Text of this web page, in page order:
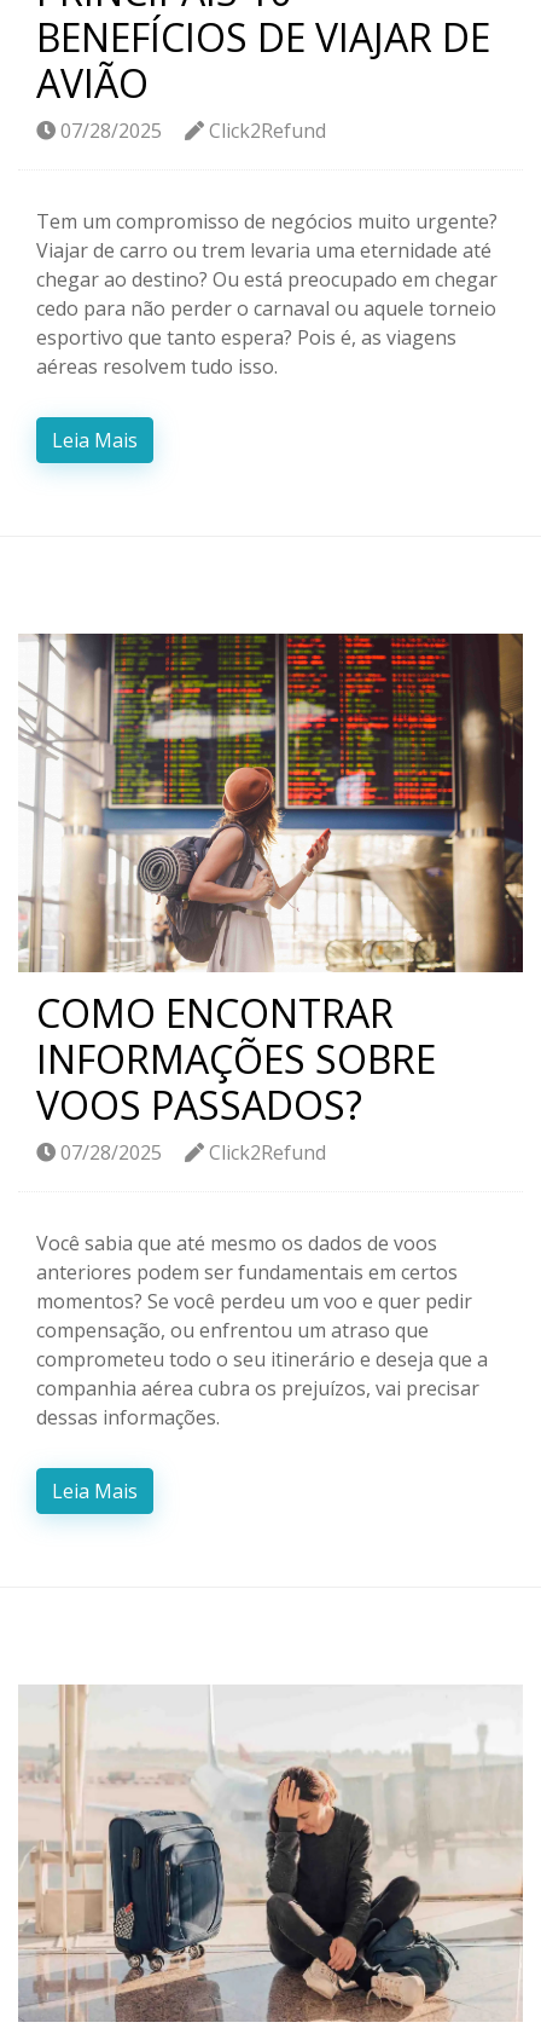
BENEFÍCIOS DE VIAJAR DE
AVIÃO
07/28/2025 Click2Refund
Tem um compromisso de negócios muito urgente?
Viajar de carro ou trem levaria uma eternidade até
chegar ao destino? Ou está preocupado em chegar
cedo para não perder o carnaval ou aquele torneio
esportivo que tanto espera? Pois é, as viagens
aéreas resolvem tudo isso.
Leia Mais
COMO ENCONTRAR
INFORMAÇÕES SOBRE
VOOS PASSADOS?
07/28/2025 Click2Refund
Você sabia que até mesmo os dados de voos
anteriores podem ser fundamentais em certos
momentos? Se você perdeu um voo e quer pedir
compensação, ou enfrentou um atraso que
comprometeu todo o seu itinerário e deseja que a
companhia aérea cubra os prejuízos, vai precisar
dessas informações.
Leia Mais